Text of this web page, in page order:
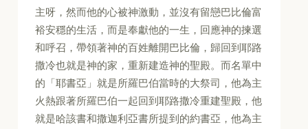
主呀，然而他的心被神激動，並沒有留戀巴比倫富
裕安穩的生活，而是奉獻他的一生，回應神的揀選
和呼召，帶領著神的百姓離開巴比倫，歸回到耶路
撒冷也就是神的家，重新建造神的聖殿。而名單中
的「耶書亞」就是所羅巴伯當時的大祭司，他為主
火熱跟著所羅巴伯一起回到耶路撒冷重建聖殿，他
就是哈該書和撒迦利亞書所提到的約書亞，他為主